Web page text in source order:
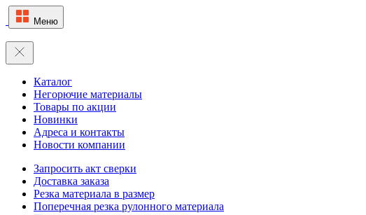
Меню
Каталог
Негорючие материалы
Товары по акции
Новинки
Адреса и контакты
Новости компании
Запросить акт сверки
Доставка заказа
Резка материала в размер
Поперечная резка рулонного материала